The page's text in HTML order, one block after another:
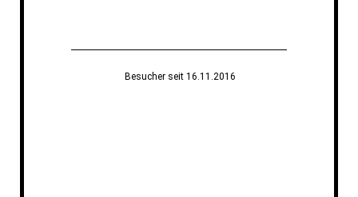
Besucher seit 16.11.2016